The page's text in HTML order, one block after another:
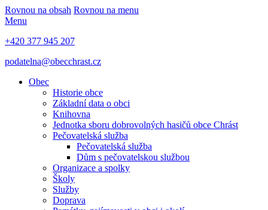
Rovnou na obsah Rovnou na menu
Menu
+420 377 945 207
podatelna@obecchrast.cz
Obec
Historie obce
Základní data o obci
Knihovna
Jednotka sboru dobrovolných hasičů obce Chrást
Pečovatelská služba
Pečovatelská služba
Dům s pečovatelskou službou
Organizace a spolky
Školy
Služby
Doprava